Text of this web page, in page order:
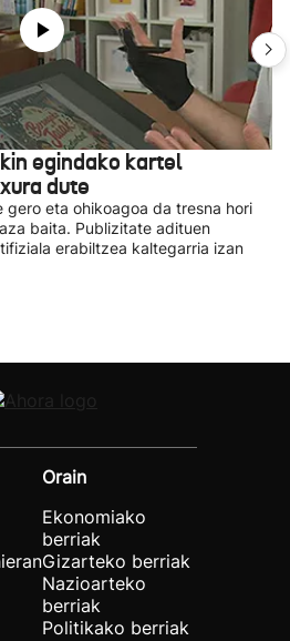
egindako kartel
dute
gero eta ohikoagoa da tresna hori
baita. Publizitate adituen
erabiltzea kaltegarria izan
Orain
Ekonomiako
berriak
Gizarteko berriak
Nazioarteko
berriak
Politikako berriak